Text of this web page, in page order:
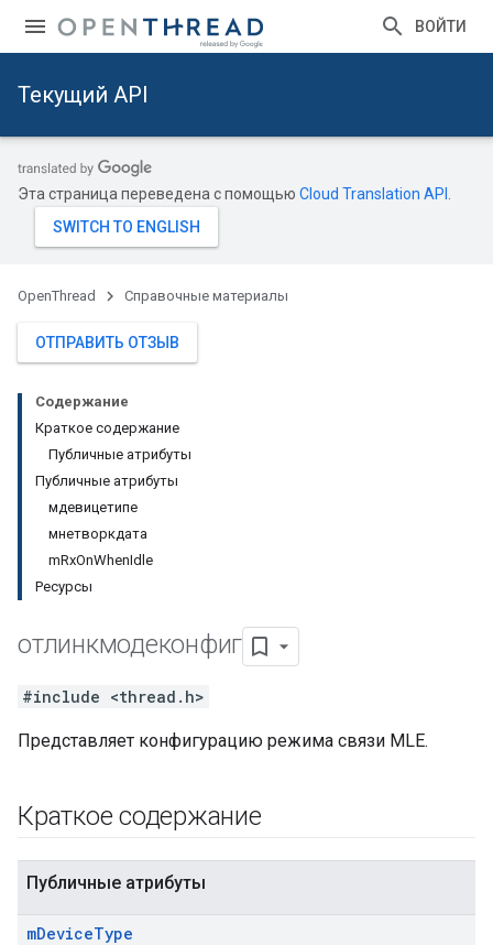
ВОЙТИ
Текущий API
Эта страница переведена с помощью Cloud Translation API
OpenThread Справочные материалы
ОТПРАВИТЬ ОТЗЫВ
Содержание
Краткое содержание
Публичные атрибуты
Публичные атрибуты
мдевицетипе
мнетворкдата
mRxOnWhenIdle
Ресурсы
отлинкмодеконфиг
#include <thread.h>
Представляет конфигурацию режима связи MLE.
Краткое содержание
Публичные атрибуты
mDeviceType